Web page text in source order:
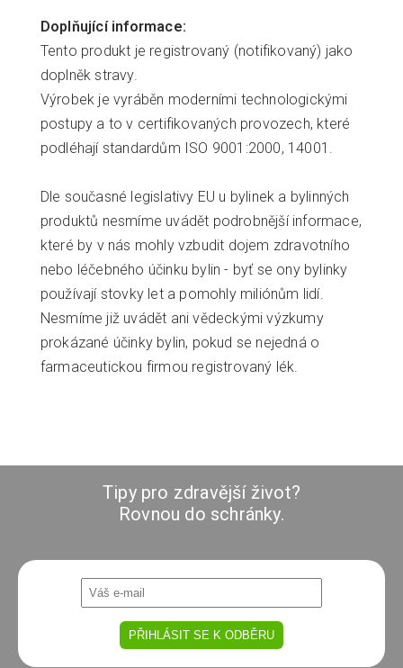
Doplňující informace:
Tento produkt je registrovaný (notifikovaný) jako
doplněk stravy.
Výrobek je vyráběn moderními technologickými
postupy a to v certifikovaných provozech, které
podléhají standardům ISO 9001:2000, 14001.
Dle současné legislativy EU u bylinek a bylinných
produktů nesmíme uvádět podrobnější informace,
které by v nás mohly vzbudit dojem zdravotního
nebo léčebného účinku bylin - byť se ony bylinky
používají stovky let a pomohly miliónům lidí.
Nesmíme již uvádět ani vědeckými výzkumy
prokázané účinky bylin, pokud se nejedná o
farmaceutickou firmou registrovaný lék.
Tipy pro zdravější život?
Rovnou do schránky.